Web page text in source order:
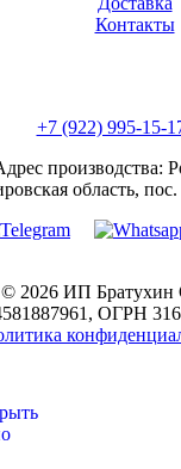
Контакты
+7 (922) 995-15-
производства:
область,
© 2026 ИП
ОГРН